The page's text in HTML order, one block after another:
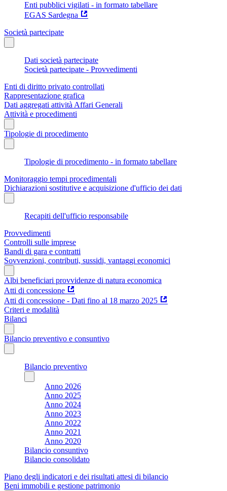
Enti pubblici vigilati - in formato tabellare
EGAS Sardegna
Società partecipate
Dati società partecipate
Società partecipate - Provvedimenti
Enti di diritto privato controllati
Rappresentazione grafica
Dati aggregati attività Affari Generali
Attività e procedimenti
Tipologie di procedimento
Tipologie di procedimento - in formato tabellare
Monitoraggio tempi procedimentali
Dichiarazioni sostitutive e acquisizione d'ufficio dei dati
Recapiti dell'ufficio responsabile
Provvedimenti
Controlli sulle imprese
Bandi di gara e contratti
Sovvenzioni, contributi, sussidi, vantaggi economici
Albi beneficiari provvidenze di natura economica
Atti di concessione
Atti di concessione - Dati fino al 18 marzo 2025
Criteri e modalità
Bilanci
Bilancio preventivo e consuntivo
Bilancio preventivo
Anno 2026
Anno 2025
Anno 2024
Anno 2023
Anno 2022
Anno 2021
Anno 2020
Bilancio consuntivo
Bilancio consolidato
Piano degli indicatori e dei risultati attesi di bilancio
Beni immobili e gestione patrimonio